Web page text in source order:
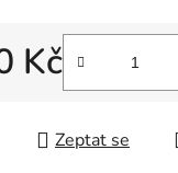
Kč
Zeptat se